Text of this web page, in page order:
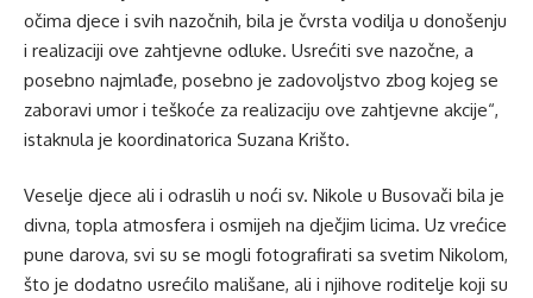
očima djece i svih nazočnih, bila je čvrsta vodilja u donošenju
i realizaciji ove zahtjevne odluke. Usrećiti sve nazočne, a
posebno najmlađe, posebno je zadovoljstvo zbog kojeg se
zaboravi umor i teškoće za realizaciju ove zahtjevne akcije“,
istaknula je koordinatorica Suzana Krišto.
Veselje djece ali i odraslih u noći sv. Nikole u Busovači bila je
divna, topla atmosfera i osmijeh na dječjim licima. Uz vrećice
pune darova, svi su se mogli fotografirati sa svetim Nikolom,
što je dodatno usrećilo mališane, ali i njihove roditelje koji su